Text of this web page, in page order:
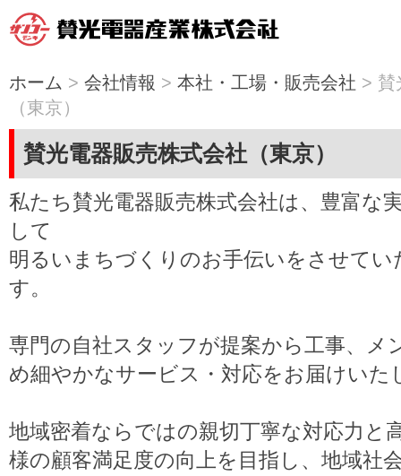
ホーム > 会社情報 > 本社・工場・販売会社 > 賛
（東京）
賛光電器販売株式会社（東京）
私たち賛光電器販売株式会社は、豊富な
して
明るいまちづくりのお手伝いをさせて
す。
専門の自社スタッフが提案から工事、メ
め細やかなサービス・対応をお届けいた
地域密着ならではの親切丁寧な対応力と
様の顧客満足度の向上を目指し、地域社